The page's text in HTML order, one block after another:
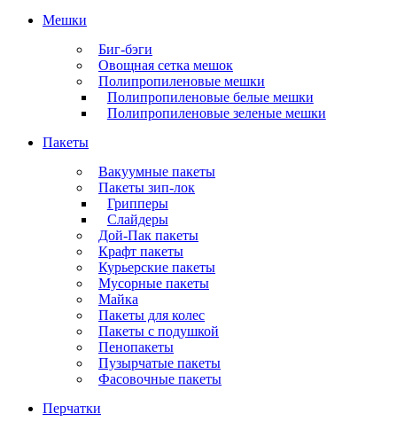
Мешки
Биг-бэги
Овощная сетка мешок
Полипропиленовые мешки
Полипропиленовые белые мешки
Полипропиленовые зеленые мешки
Пакеты
Вакуумные пакеты
Пакеты зип-лок
Грипперы
Слайдеры
Дой-Пак пакеты
Крафт пакеты
Курьерские пакеты
Мусорные пакеты
Майка
Пакеты для колес
Пакеты с подушкой
Пенопакеты
Пузырчатые пакеты
Фасовочные пакеты
Перчатки